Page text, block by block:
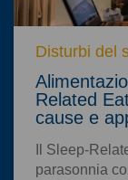
Disturbi del
Related
cause e
Il Sleep-
parasonnia